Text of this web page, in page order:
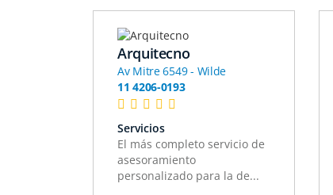
Arquitecno
Av Mitre 6549 - Wilde
11 4206-0193
Servicios
El más completo servicio de
asesoramiento
personalizado para la de...